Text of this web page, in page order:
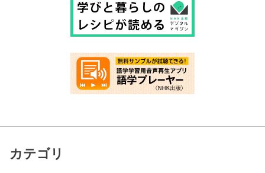
カテゴリ